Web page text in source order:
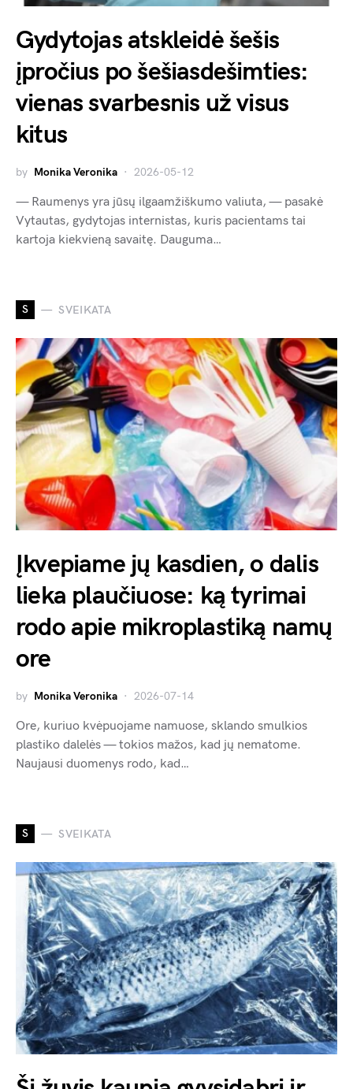
Gydytojas atskleidė šešis
įpročius po šešiasdešimties:
vienas svarbesnis už visus
kitus
by Monika Veronika 2026-05-12
— Raumenys yra jūsų ilgaamžiškumo valiuta, — pasakė
Vytautas, gydytojas internistas, kuris pacientams tai
kartoja kiekvieną savaitę. Dauguma…
S SVEIKATA
Įkvepiame jų kasdien, o dalis
lieka plaučiuose: ką tyrimai
rodo apie mikroplastiką namų
ore
by Monika Veronika 2026-07-14
Ore, kuriuo kvėpuojame namuose, sklando smulkios
plastiko dalelės — tokios mažos, kad jų nematome.
Naujausi duomenys rodo, kad…
S SVEIKATA